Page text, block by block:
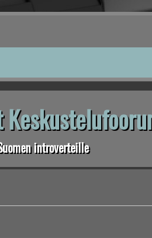
introverteille